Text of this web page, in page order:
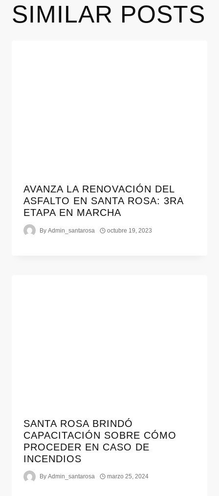
SIMILAR POSTS
AVANZA LA RENOVACIÓN DEL
ASFALTO EN SANTA ROSA: 3RA
ETAPA EN MARCHA
By Admin_santarosa octubre 19, 2023
SANTA ROSA BRINDÓ
CAPACITACIÓN SOBRE CÓMO
PROCEDER EN CASO DE
INCENDIOS
By Admin_santarosa marzo 25, 2024